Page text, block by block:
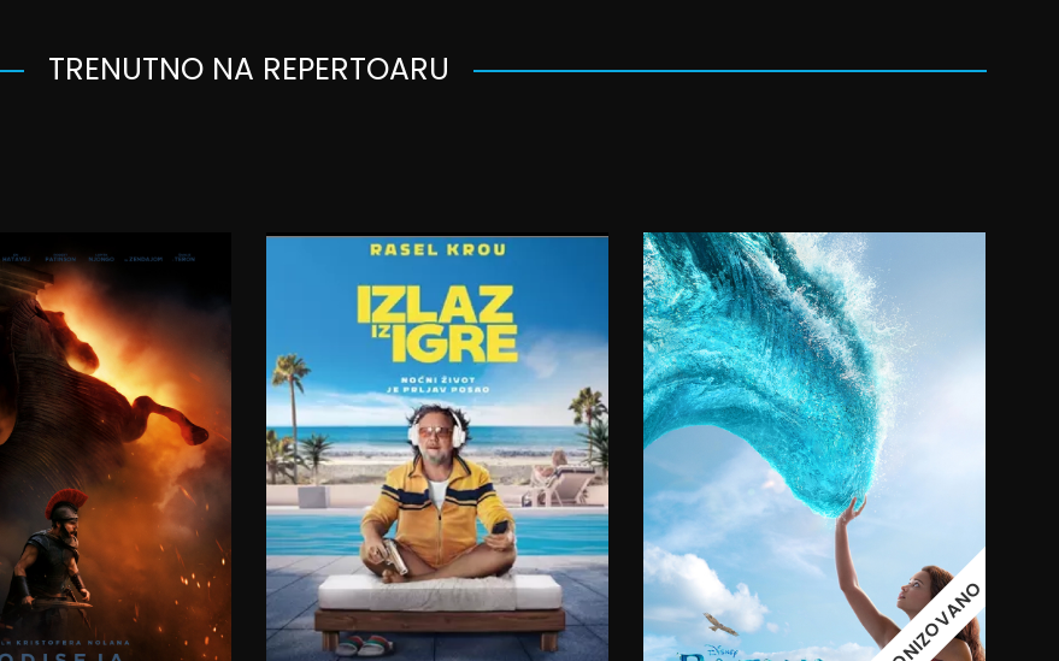
TRENUTNO NA REPERTOARU
06.08.2026.
07.08.2026.
08.08.2026.
09.08.2026.
10.08.2026. 11.08.2026.
12.08.2026.
07.08.2026.
08.08.2026.
09.08.2026.
11:00
08.08.2026.
09.08.2026.